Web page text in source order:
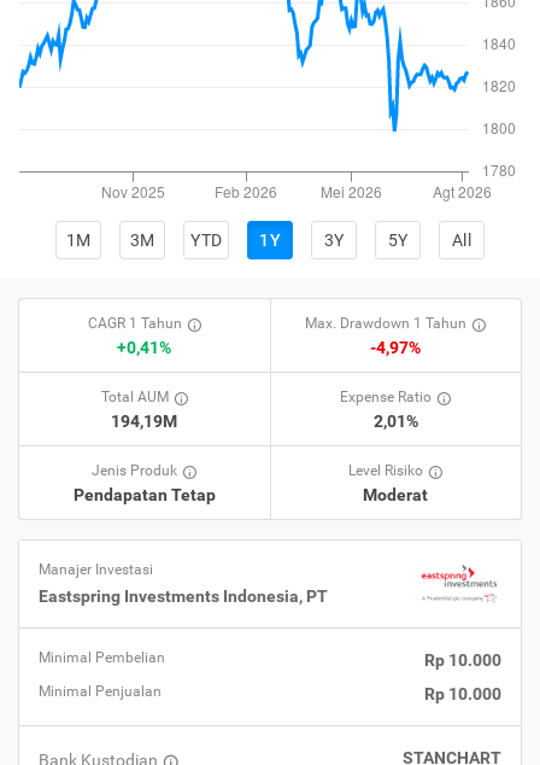
1M 3M YTD 1Y 3Y 5Y All
CAGR 1 Tahun
+0,41%
Max. Drawdown 1 Tahun
-4,97%
Total AUM
194,19M
Expense Ratio
2,01%
Jenis Produk
Pendapatan Tetap
Level Risiko
Moderat
Manajer Investasi
Eastspring Investments Indonesia, PT
Minimal Pembelian Rp 10.000
Minimal Penjualan Rp 10.000
Bank Kustodian STANCHART